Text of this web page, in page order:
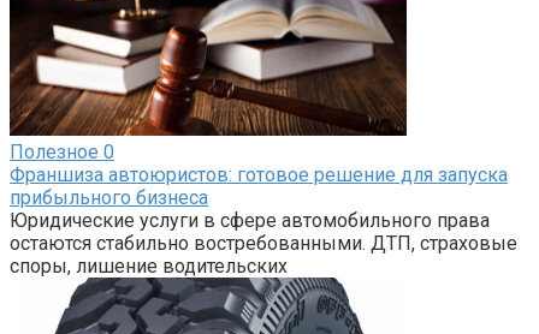
Полезное 0
Франшиза автоюристов: готовое решение для запуска
прибыльного бизнеса
Юридические услуги в сфере автомобильного права
остаются стабильно востребованными. ДТП, страховые
споры, лишение водительских